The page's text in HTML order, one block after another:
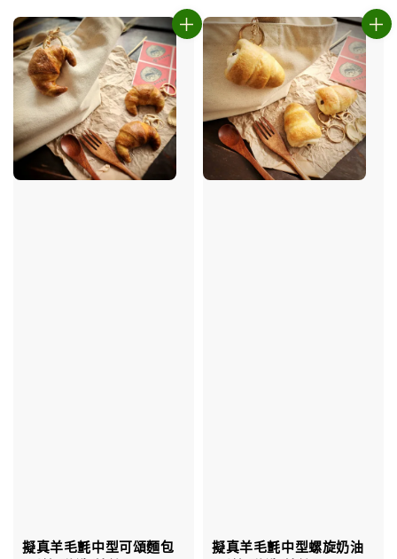
擬真羊毛氈中型可頌麵包
擬真羊毛氈中型螺旋奶油